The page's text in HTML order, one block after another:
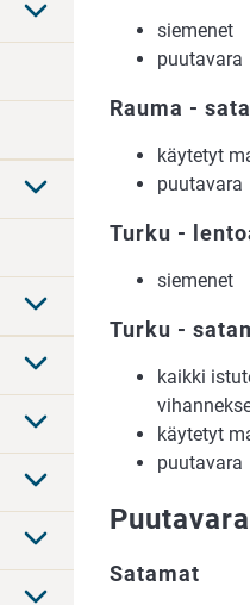
siemenet
puutavara
Rauma -
käytetyt
puutavara
Turku -
siemenet
Turku -
kaikki
käytetyt
puutavara
Satamat